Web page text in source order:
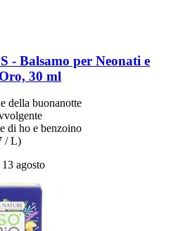
-​ Balsamo per Neonati e
30 ml
della buonanotte
di ho e benzoino
/ L)
agosto